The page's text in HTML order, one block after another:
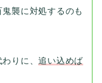
襲に対処するのも
わりに、追い込めば